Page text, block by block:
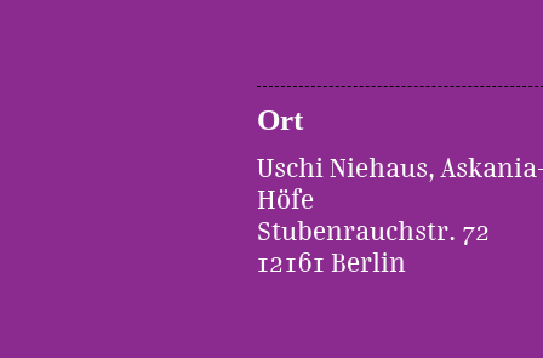
Ort
Uschi Niehaus,
Höfe
Stubenrauchstr. 72
12161 Berlin